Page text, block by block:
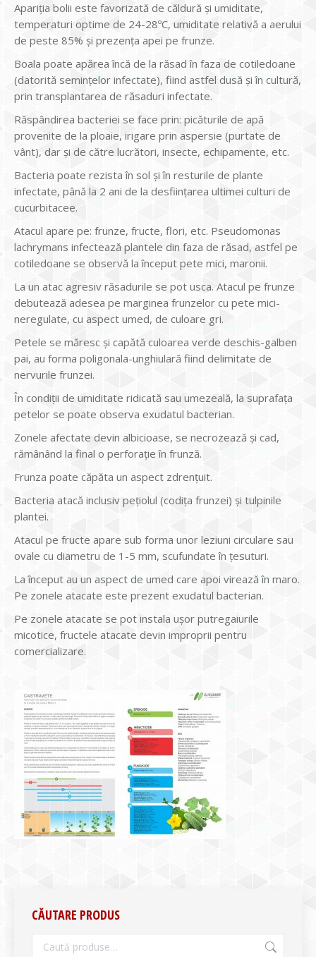
Apariția bolii este favorizată de căldură și umiditate,
temperaturi optime de 24-28ºC, umiditate relativă a aerului
de peste 85% și prezența apei pe frunze.
Boala poate apărea încă de la răsad în faza de cotiledoane
(datorită semințelor infectate), fiind astfel dusă și în cultură,
prin transplantarea de răsaduri infectate.
Răspândirea bacteriei se face prin: picăturile de apă
provenite de la ploaie, irigare prin aspersie (purtate de
vânt), dar și de către lucrători, insecte, echipamente, etc.
Bacteria poate rezista în sol și în resturile de plante
infectate, până la 2 ani de la desființarea ultimei culturi de
cucurbitacee.
Atacul apare pe: frunze, fructe, flori, etc. Pseudomonas
lachrymans infectează plantele din faza de răsad, astfel pe
cotiledoane se observă la început pete mici, maronii.
La un atac agresiv răsadurile se pot usca. Atacul pe frunze
debutează adesea pe marginea frunzelor cu pete mici-
neregulate, cu aspect umed, de culoare gri.
Petele se măresc și capătă culoarea verde deschis-galben
pai, au forma poligonala-unghiulară fiind delimitate de
nervurile frunzei.
În condiții de umiditate ridicată sau umezeală, la suprafața
petelor se poate observa exudatul bacterian.
Zonele afectate devin albicioase, se necrozează și cad,
rămânând la final o perforație în frunză.
Frunza poate căpăta un aspect zdrențuit.
Bacteria atacă inclusiv pețiolul (codița frunzei) și tulpinile
plantei.
Atacul pe fructe apare sub forma unor leziuni circulare sau
ovale cu diametru de 1-5 mm, scufundate în țesuturi.
La început au un aspect de umed care apoi virează în maro.
Pe zonele atacate este prezent exudatul bacterian.
Pe zonele atacate se pot instala ușor putregaiurile
micotice, fructele atacate devin improprii pentru
comercializare.
CĂUTARE PRODUS